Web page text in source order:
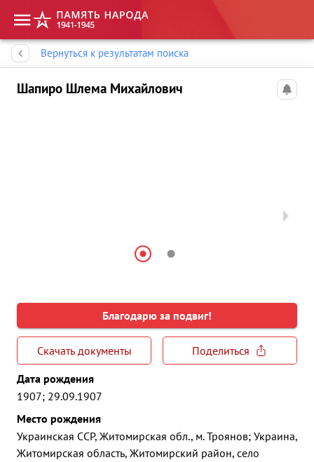
Вернуться к результатам поиска
Шапиро Шлема Михайлович
Благодарю за подвиг!
Скачать документы
Поделиться
Дата рождения
1907; 29.09.1907
Место рождения
Украинская ССР, Житомирская обл., м. Троянов; Украина,
Житомирская область, Житомирский район, село
Память народа